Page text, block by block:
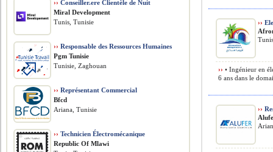
››
›› • Ingénieur en
6 ans dans le
››
›› Conseiller.ere Clientèle de Nuit
Miral Development
Tunis, Tunisie
›› Responsable des Ressources Humaines
Pgm Tunisie
Tunisie, Zaghouan
›› Représentant Commercial
Bfcd
Ariana, Tunisie
›› Technicien Électromécanique
Republic Of Mlawi